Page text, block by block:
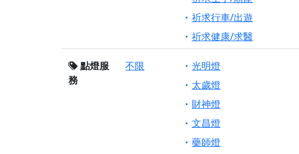
祈求行車/出遊
祈求健康/求醫
點燈服
務
不限
光明燈
太歲燈
財神燈
文昌燈
藥師燈